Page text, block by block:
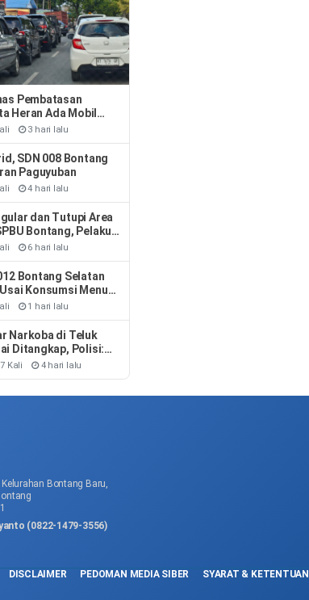
Pembatasan
Heran Ada Mobil
3 hari lalu
SDN 008 Bontang
Paguyuban
4 hari lalu
dan Tutupi Area
Bontang, Pelaku
6 hari lalu
Bontang Selatan
Konsumsi Menu
1 hari lalu
Narkoba di Teluk
Ditangkap, Polisi:
Mengeluh Sesak
Kali 4 hari lalu
Bontang Baru,
(0822-1479-3556)
DISCLAIMER PEDOMAN MEDIA SIBER SYARAT & KETENTUAN